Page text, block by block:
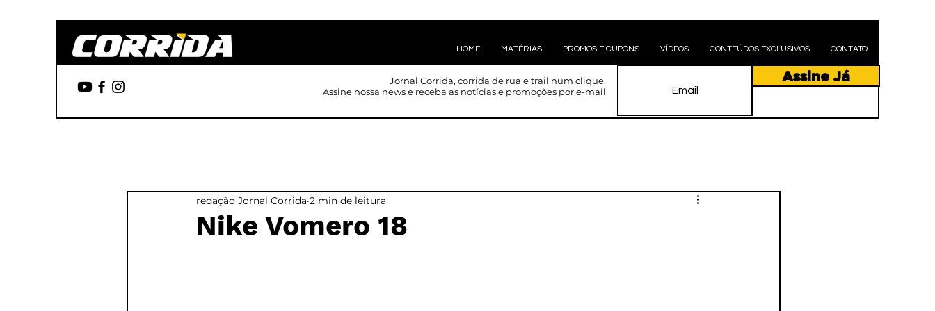
HOME MATÉRIAS PROMOS E CUPONS VÍDEOS CONTEÚDOS EXCLUSIVOS CONTATO
Jornal Corrida, corrida de rua e trail num clique.
Assine nossa news e receba as notícias e promoções por e-mail
Assine Já
Nike Vomero 18
redação Jornal Corrida 2 min de leitura